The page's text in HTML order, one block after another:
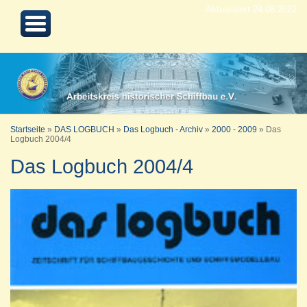
Aktualisiert 24.08.2022
Startseite » DAS LOGBUCH » Das Logbuch - Archiv » 2000 - 2009 »
Das
Logbuch 2004/4
Das Logbuch 2004/4